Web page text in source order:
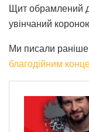
Щит обрамлений
увінчаний
Ми писали
благодійним